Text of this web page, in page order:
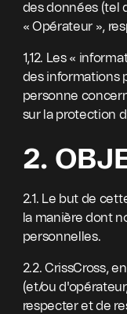
des données (tel
« Opérateur »,
1,12. Les «
des informations
personne
sur la protection
2.
2.1. Le but de
la manière dont
personnelles.
2.2. CrissCross,
(et/ou
respecter et de